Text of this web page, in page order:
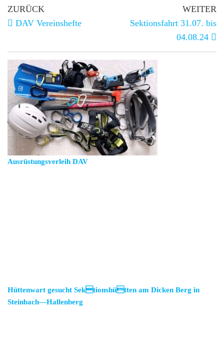
ZURÜCK
DAV Vereinshefte
WEITER
Sektionsfahrt 31.07. bis
04.08.24
Ausrüstungsverleih DAV
Hüttenwart gesucht Sektionshütten am Dicken Berg in
Steinbach—Hallenberg